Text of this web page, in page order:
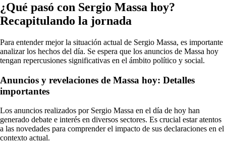
¿Qué pasó con Sergio Massa hoy?
Recapitulando la jornada
Para entender mejor la situación actual de Sergio Massa, es importante
analizar los hechos del día. Se espera que los anuncios de Massa hoy
tengan repercusiones significativas en el ámbito político y social.
Anuncios y revelaciones de Massa hoy: Detalles
importantes
Los anuncios realizados por Sergio Massa en el día de hoy han
generado debate e interés en diversos sectores. Es crucial estar atentos
a las novedades para comprender el impacto de sus declaraciones en el
contexto actual.